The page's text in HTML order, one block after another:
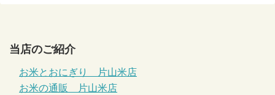
当店のご紹介
お米とおにぎり 片山米店
お米の通販 片山米店